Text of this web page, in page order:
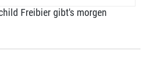
Freibier gibt's morgen